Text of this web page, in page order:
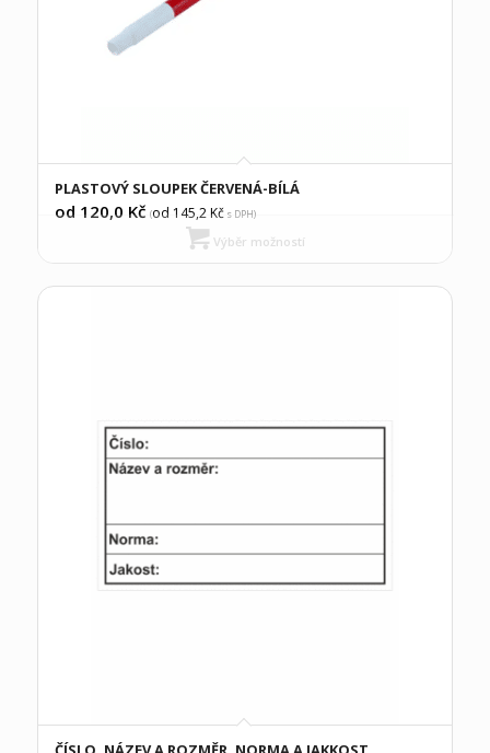
PLASTOVÝ SLOUPEK ČERVENÁ-BÍLÁ
od 120,0 Kč (od 145,2Kčs DPH)
Výběr možností